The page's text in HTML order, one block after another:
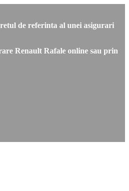
de referinta al unei asigurari
Renault Rafale online sau prin